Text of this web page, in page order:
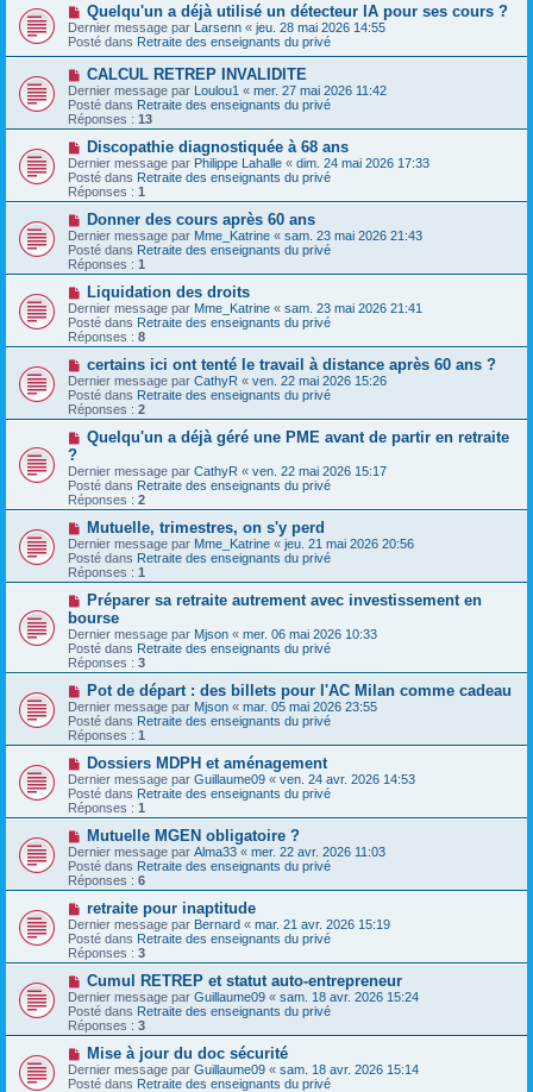
s
a
g
e
a
u
m
e
s
s
a
g
e
N
o
u
v
a
u
m
e
s
a
g
e
Quelqu'un a déjà utilisé un détecteur IA pour ses cours ?
Dernier message par Larsenn « jeu. 28 mai 2026 14:55
Posté dans Retraite des enseignants du privé
N
o
u
v
e
a
u
m
e
s
s
a
g
e
CALCUL RETREP INVALIDITE
Dernier message par Loulou1 « mer. 27 mai 2026 11:42
Posté dans Retraite des enseignants du privé
Réponses : 13
N
o
u
v
e
a
u
m
e
s
s
a
g
e
Discopathie diagnostiquée à 68 ans
Dernier message par Philippe Lahalle « dim. 24 mai 2026 17:33
Posté dans Retraite des enseignants du privé
Réponses : 1
N
o
u
v
e
a
u
m
e
s
s
a
g
e
Donner des cours après 60 ans
Dernier message par Mme_Katrine « sam. 23 mai 2026 21:43
Posté dans Retraite des enseignants du privé
Réponses : 1
N
o
u
v
e
a
u
m
e
s
s
a
e
Liquidation des droits
Dernier message par Mme_Katrine « sam. 23 mai 2026 21:41
Posté dans Retraite des enseignants du privé
Réponses : 8
N
o
u
v
e
a
e
s
s
a
g
e
certains ici ont tenté le travail à distance après 60 ans ?
Dernier message par CathyR « ven. 22 mai 2026 15:26
Posté dans Retraite des enseignants du privé
Réponses : 2
N
v
e
a
u
m
e
s
s
a
g
e
Quelqu'un a déjà géré une PME avant de partir en retraite
?
Dernier message par CathyR « ven. 22 mai 2026 15:17
Posté dans Retraite des enseignants du privé
Réponses : 2
N
o
u
v
e
a
u
m
e
s
s
a
g
e
Mutuelle, trimestres, on s'y perd
Dernier message par Mme_Katrine « jeu. 21 mai 2026 20:56
Posté dans Retraite des enseignants du privé
Réponses : 1
N
u
v
e
a
u
m
e
s
s
a
g
e
Préparer sa retraite autrement avec investissement en
bourse
Dernier message par Mjson « mer. 06 mai 2026 10:33
Posté dans Retraite des enseignants du privé
Réponses : 3
N
o
u
v
e
a
u
m
e
s
s
a
g
e
Pot de départ : des billets pour l'AC Milan comme cadeau
Dernier message par Mjson « mar. 05 mai 2026 23:55
Posté dans Retraite des enseignants du privé
Réponses : 1
N
o
u
v
e
a
u
m
e
s
s
a
g
e
Dossiers MDPH et aménagement
Dernier message par Guillaume09 « ven. 24 avr. 2026 14:53
Posté dans Retraite des enseignants du privé
Réponses : 1
N
o
u
v
e
a
u
m
e
s
s
a
g
e
Mutuelle MGEN obligatoire ?
Dernier message par Alma33 « mer. 22 avr. 2026 11:03
Posté dans Retraite des enseignants du privé
Réponses : 6
N
o
u
v
e
a
m
e
s
s
a
g
retraite pour inaptitude
Dernier message par Bernard « mar. 21 avr. 2026 15:19
Posté dans Retraite des enseignants du privé
Réponses : 3
N
o
u
v
e
a
u
m
Cumul RETREP et statut auto-entrepreneur
Dernier message par Guillaume09 « sam. 18 avr. 2026 15:24
Posté dans Retraite des enseignants du privé
Réponses : 3
N
o
u
Mise à jour du doc sécurité
Dernier message par Guillaume09 « sam. 18 avr. 2026 15:14
Posté dans Retraite des enseignants du privé